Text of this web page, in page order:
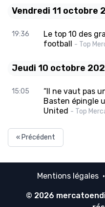
Vendredi 11 octobre
19:36
Le top 10 des
football - Top
Jeudi 10 octobre
15:05
“Il ne vaut pas
Basten épingle
United - Top
« Précédent
Mentions légales ·
© 2026